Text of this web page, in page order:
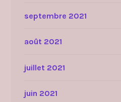
septembre 2021
août 2021
juillet 2021
juin 2021